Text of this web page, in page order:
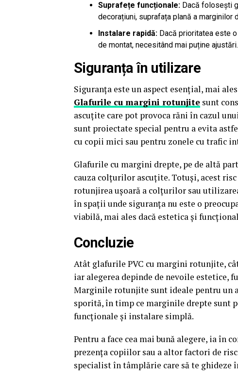
Suprafețe funcționale: Dacă folosești
decorațiuni, suprafața plană a marginilor
Instalare rapidă: Dacă prioritatea este
de montat, necesitând mai puține ajustări.
Siguranța în utilizare
Siguranța este un aspect esențial, mai
Glafurile cu margini rotunjite sunt
ascuțite care pot provoca răni în cazul
sunt proiectate special pentru a evita
cu copii mici sau pentru zonele cu trafic
Glafurile cu margini drepte, pe de altă
cauza colțurilor ascuțite. Totuși, acest
rotunjirea ușoară a colțurilor sau
în spații unde siguranța nu este o
viabilă, mai ales dacă estetica și
Concluzie
Atât glafurile PVC cu margini rotunjite,
iar alegerea depinde de nevoile estetice,
Marginile rotunjite sunt ideale pentru un
sporită, în timp ce marginile drepte
funcționale și instalare simplă.
Pentru a face cea mai bună alegere, ia
prezența copiilor sau a altor factori de
specialist în tâmplărie care să te ghideze